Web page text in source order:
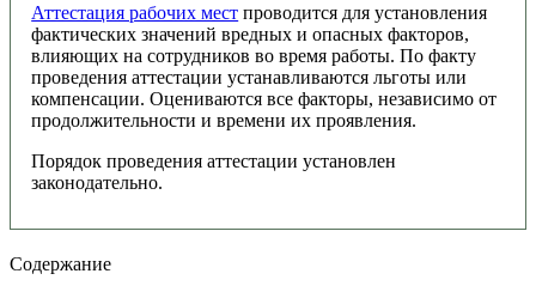
Аттестация рабочих мест проводится для установления
фактических значений вредных и опасных факторов,
влияющих на сотрудников во время работы. По факту
проведения аттестации устанавливаются льготы или
компенсации. Оцениваются все факторы, независимо от
продолжительности и времени их проявления.
Порядок проведения аттестации установлен
законодательно.
Содержание